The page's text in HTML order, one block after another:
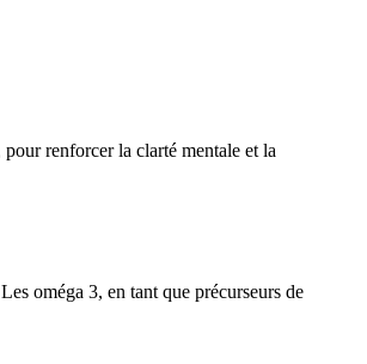
renforcer la clarté mentale et la
oméga 3, en tant que précurseurs de